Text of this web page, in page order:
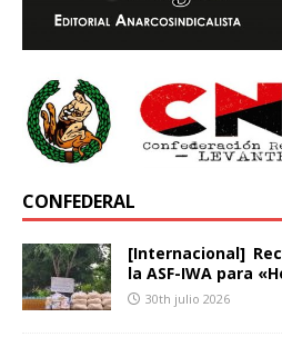
CONFEDERAL
[Internacional]
la ASF-IWA para
30th julio 2026